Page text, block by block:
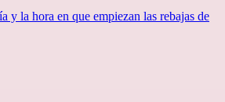
y la hora en que empiezan las rebajas de